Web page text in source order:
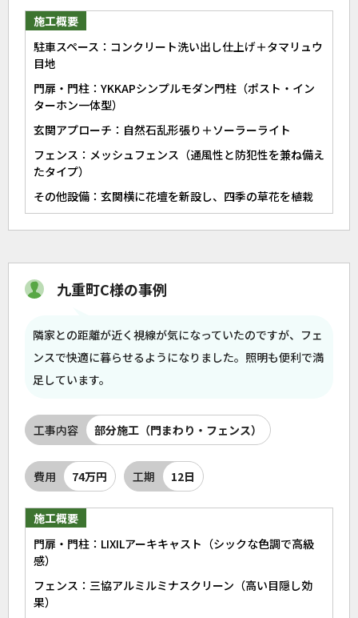
施工概要
駐車スペース：コンクリート洗い出し仕上げ＋タマリュウ
目地
門扉・門柱：YKKAPシンプルモダン門柱（ポスト・イン
ターホン一体型）
玄関アプローチ：自然石乱形張り＋ソーラーライト
フェンス：メッシュフェンス（通風性と防犯性を兼ね備え
たタイプ）
その他設備：玄関横に花壇を新設し、四季の草花を植栽
九重町C様の事例
隣家との距離が近く視線が気になっていたのですが、フェ
ンスで快適に暮らせるようになりました。照明も便利で満
足しています。
工事内容 部分施工（門まわり・フェンス）
費用 74万円 工期 12日
施工概要
門扉・門柱：LIXILアーキキャスト（シックな色調で高級
感）
フェンス：三協アルミルミナスクリーン（高い目隠し効
果）